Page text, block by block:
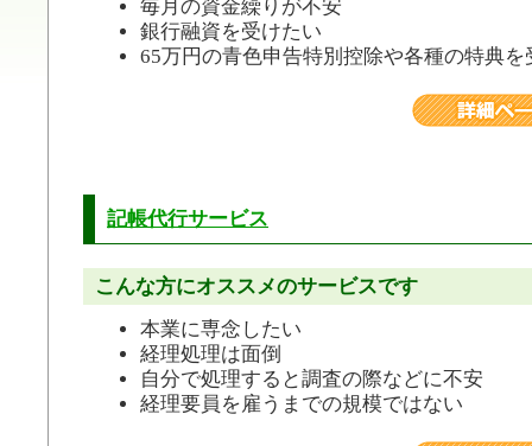
毎月の資金繰りが不安
銀行融資を受けたい
65万円の青色申告特別控除や各種の特典を
記帳代行サービス
こんな方にオススメのサービスです
本業に専念したい
経理処理は面倒
自分で処理すると調査の際などに不安
経理要員を雇うまでの規模ではない